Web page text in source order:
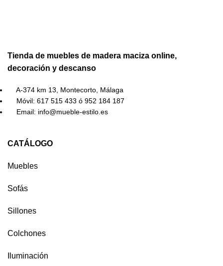
Tienda de muebles de madera maciza online,
decoración y descanso
A-374 km 13, Montecorto, Málaga
Móvil: 617 515 433 ó 952 184 187
Email: info@mueble-estilo.es
CATÁLOGO
Muebles
Sofás
Sillones
Colchones
Iluminación